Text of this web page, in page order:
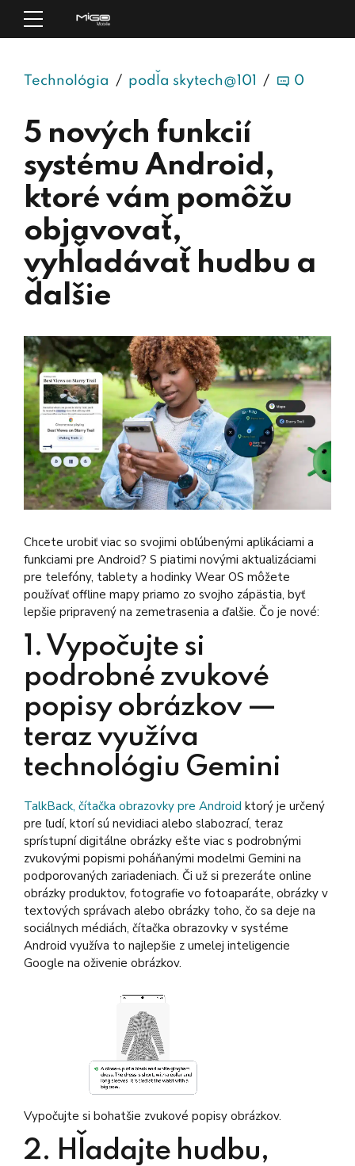
Technológia podľa skytech@101 0
5 nových funkcií
systému Android,
ktoré vám pomôžu
objavovať,
vyhľadávať hudbu a
ďalšie
Chcete urobiť viac so svojimi obľúbenými aplikáciami a
funkciami pre Android? S piatimi novými aktualizáciami
pre telefóny, tablety a hodinky Wear OS môžete
používať offline mapy priamo zo svojho zápästia, byť
lepšie pripravený na zemetrasenia a ďalšie. Čo je nové:
1. Vypočujte si
podrobné zvukové
popisy obrázkov —
teraz využíva
technológiu Gemini
TalkBack, čítačka obrazovky pre Android ktorý je určený
pre ľudí, ktorí sú nevidiaci alebo slabozrací, teraz
sprístupní digitálne obrázky ešte viac s podrobnými
zvukovými popismi poháňanými modelmi Gemini na
podporovaných zariadeniach. Či už si prezeráte online
obrázky produktov, fotografie vo fotoaparáte, obrázky v
textových správach alebo obrázky toho, čo sa deje na
sociálnych médiách, čítačka obrazovky v systéme
Android využíva to najlepšie z umelej inteligencie
Google na oživenie obrázkov.
Vypočujte si bohatšie zvukové popisy obrázkov.
2. Hľadajte hudbu,